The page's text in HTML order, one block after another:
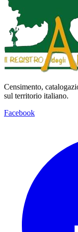
Censimento,
sul territorio italiano.
Facebook